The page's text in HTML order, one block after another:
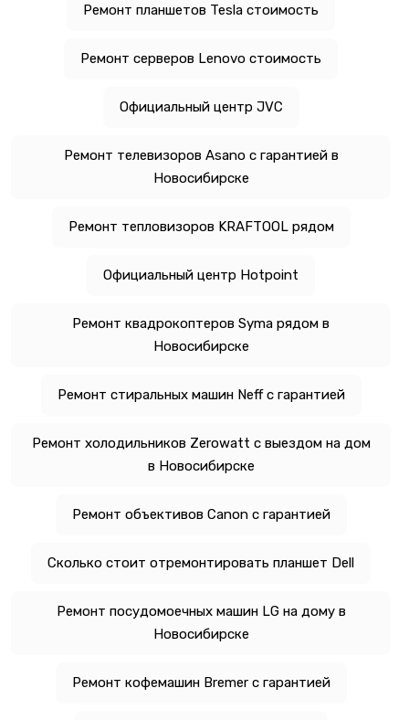
Ремонт планшетов Tesla стоимость
Ремонт серверов Lenovo стоимость
Официальный центр JVC
Ремонт телевизоров Asano с гарантией в
Новосибирске
Ремонт тепловизоров KRAFTOOL рядом
Официальный центр Hotpoint
Ремонт квадрокоптеров Syma рядом в
Новосибирске
Ремонт стиральных машин Neff с гарантией
Ремонт холодильников Zerowatt с выездом на дом
в Новосибирске
Ремонт объективов Canon с гарантией
Сколько стоит отремонтировать планшет Dell
Ремонт посудомоечных машин LG на дому в
Новосибирске
Ремонт кофемашин Bremer с гарантией